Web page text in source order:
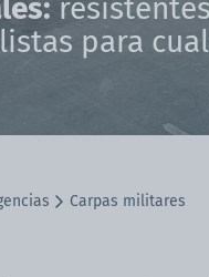
para
Carpas militares